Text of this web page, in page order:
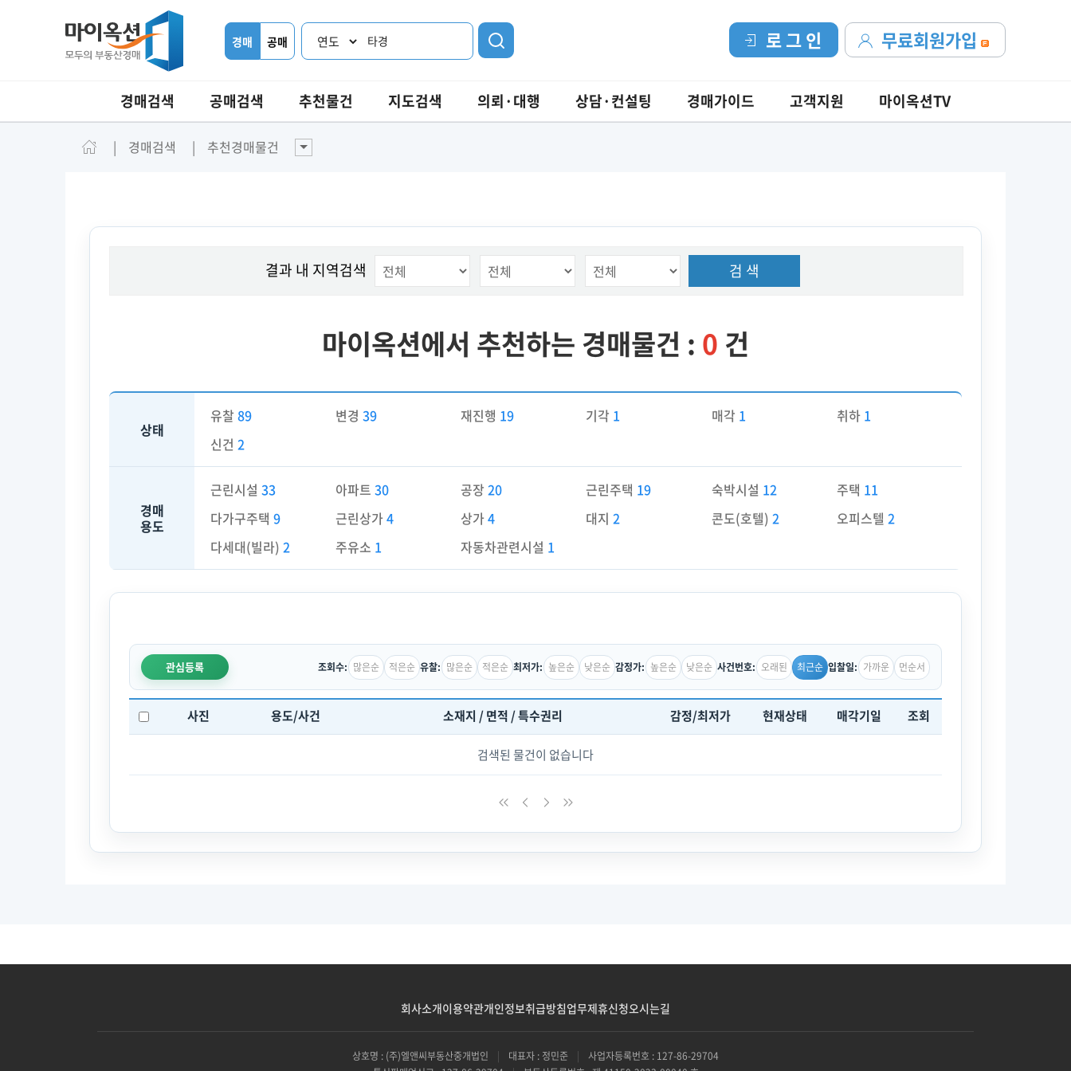
경매 공매 타경 무료회원가입
로 그 인
경매검색 공매검색 추천물건 지도검색 의뢰·대행 상담·컨설팅 경매가이드 고객지원 마이옥션TV
경매검색 추천경매물건
결과 내 지역검색 검 색
마이옥션에서 추천하는 경매물건 : 0 건
상태
유찰 89 변경39 재진행 19 기각 1 매각 1 취하 1
신건 2
경매
용도
근린시설 33 아파트30 공장20 근린주택 19 숙박시설 12 주택 11
다가구주택 9 근린상가4 상가4 대지2 콘도(호텔) 2 오피스텔 2
다세대(빌라) 2 주유소 1 자동차관련시설 1
관심등록 조회수: 많은순 적은순 유찰: 많은순 적은순 최저가: 높은순 낮은순 감정가: 높은순 낮은순 사건번호: 오래된 최근순 입찰일: 가까운 먼순서
사진 용도/사건 소재지 / 면적 / 특수권리 감정/최저가 현재상태 매각기일 조회
검색된 물건이 없습니다
회사소개이용약관개인정보취급방침업무제휴신청오시는길
상호명 : (주)엘앤씨부동산중개법인 | 대표자 : 정민준 |
사업자등록번호 : 127-86-29704